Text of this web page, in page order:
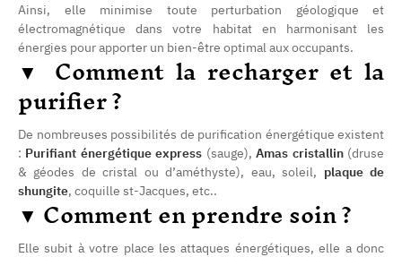
(42 avis)
Ainsi, elle minimise toute perturbation géologique et
électromagnétique dans votre habitat en harmonisant les
énergies pour apporter un bien-être optimal aux occupants.
▼ Comment la recharger et la
purifier ?
De nombreuses possibilités de purification énergétique existent
: Purifiant énergétique express (sauge),Amas cristallin(druse
& géodes de cristal ou d’améthyste), eau, soleil, plaque de
shungite, coquille st-Jacques, etc..
▼ Comment en prendre soin ?
Elle subit à votre place les attaques énergétiques, elle a donc